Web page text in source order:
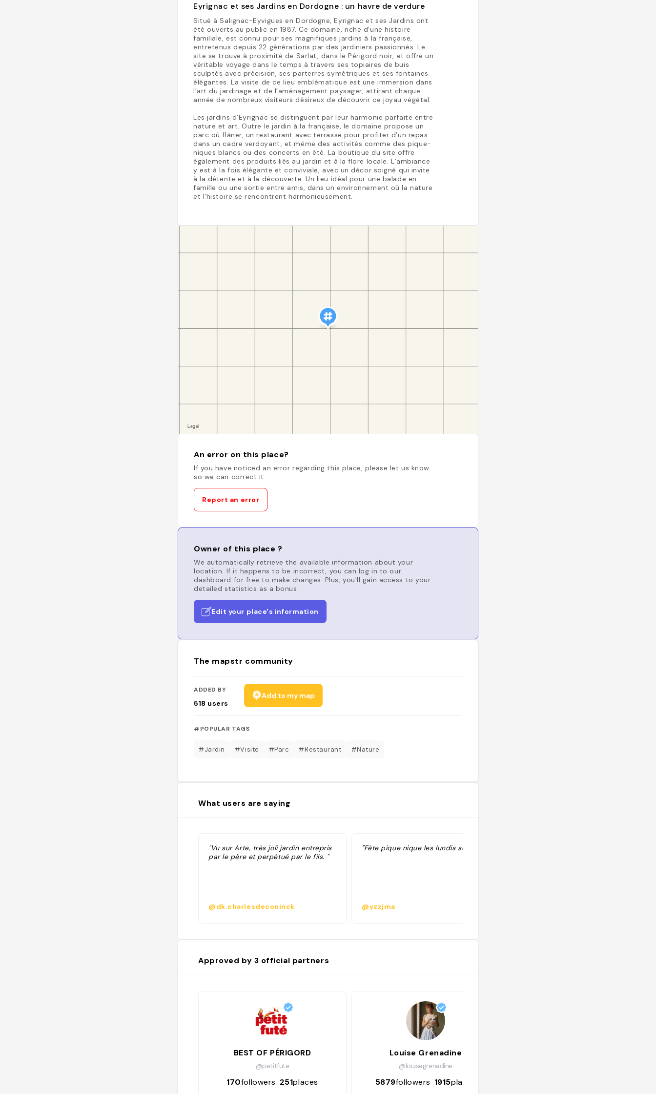
Eyrignac et ses Jardins en Dordogne : un havre de verdure
Situé à Salignac-Eyvigues en Dordogne, Eyrignac et ses Jardins ont
été ouverts au public en 1987. Ce domaine, riche d’une histoire
familiale, est connu pour ses magnifiques jardins à la française,
entretenus depuis 22 générations par des jardiniers passionnés. Le
site se trouve à proximité de Sarlat, dans le Périgord noir, et offre un
véritable voyage dans le temps à travers ses topiaires de buis
sculptés avec précision, ses parterres symétriques et ses fontaines
élégantes. La visite de ce lieu emblématique est une immersion dans
l’art du jardinage et de l’aménagement paysager, attirant chaque
année de nombreux visiteurs désireux de découvrir ce joyau végétal.
Les jardins d’Eyrignac se distinguent par leur harmonie parfaite entre
nature et art. Outre le jardin à la française, le domaine propose un
parc où flâner, un restaurant avec terrasse pour profiter d’un repas
dans un cadre verdoyant, et même des activités comme des pique-
niques blancs ou des concerts en été. La boutique du site offre
également des produits liés au jardin et à la flore locale. L’ambiance
y est à la fois élégante et conviviale, avec un décor soigné qui invite
à la détente et à la découverte. Un lieu idéal pour une balade en
famille ou une sortie entre amis, dans un environnement où la nature
et l’histoire se rencontrent harmonieusement.
An error on this place?
If you have noticed an error regarding this place, please let us know
so we can correct it.
Report an error
Owner of this place ?
We automatically retrieve the available information about your
location. If it happens to be incorrect, you can log in to our
dashboard for free to make changes. Plus, you'll gain access to your
detailed statistics as a bonus.
Edit your place's information
The mapstr community
ADDED BY
518 users
Add to my map
#POPULAR TAGS
#Jardin #Visite #Parc #Restaurant #Nature
What users are saying
"Vu sur Arte, très joli jardin entrepris
par le père et perpétué par le fils. "
@dk.charlesdeconinck
"Fête pique nique les lundis soir "
@yzzjma
Approved by 3 official partners
BEST OF PÉRIGORD
@petitfute
170followers 251places
Louise Grenadine
@louisegrenadine
5879followers 1915places